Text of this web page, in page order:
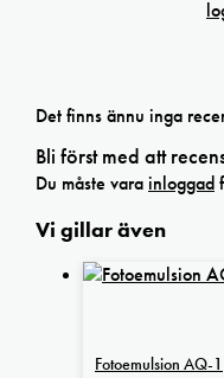
Det finns ännu inga
Bli först med att
Du måste varainloggad
Vi gillar även
Fotoemulsion AQ-1